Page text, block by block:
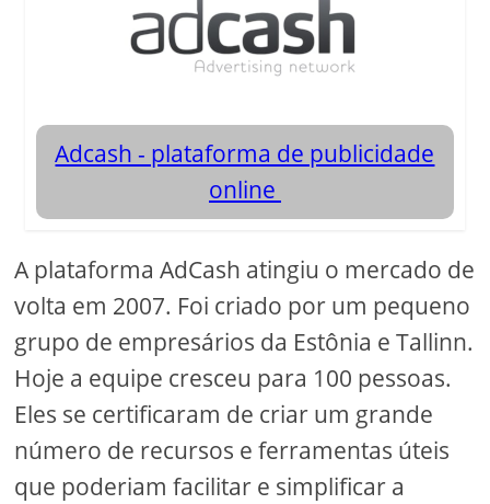
Adcash - plataforma de publicidade
online
A plataforma AdCash atingiu o mercado de
volta em 2007. Foi criado por um pequeno
grupo de empresários da Estônia e Tallinn.
Hoje a equipe cresceu para 100 pessoas.
Eles se certificaram de criar um grande
número de recursos e ferramentas úteis
que poderiam facilitar e simplificar a